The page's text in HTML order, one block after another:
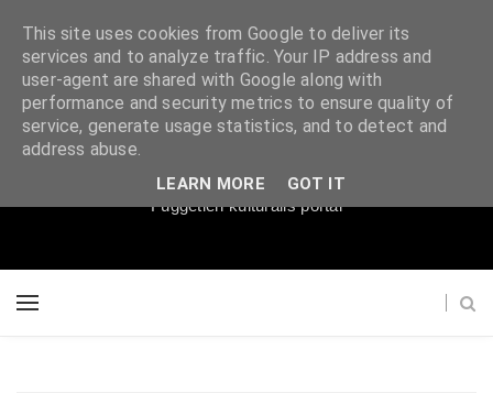
Súgópéldány
Független kulturális portál
This site uses cookies from Google to deliver its
services and to analyze traffic. Your IP address and
user-agent are shared with Google along with
performance and security metrics to ensure quality of
service, generate usage statistics, and to detect and
address abuse.
LEARN MORE GOT IT